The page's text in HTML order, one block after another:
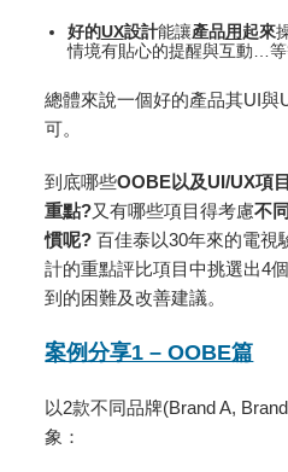
好的UX設計能讓產品用起來
情境有貼心的提醒與互動…等
總體來說一個好的產品其UI與
可。
到底哪些OOBE以及UI/UX項目
重點?又有哪些項目得考慮不
慣呢?百佳泰以30年來的電視
計的重點評比項目中挑選出4
到的困難及改善建議。
案例分享1 – OOBE篇
以2款不同品牌(Brand A,
象：